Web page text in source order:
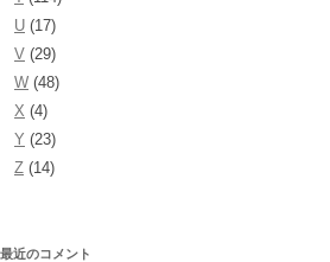
U (17)
V (29)
W (48)
X (4)
Y (23)
Z (14)
最近のコメント